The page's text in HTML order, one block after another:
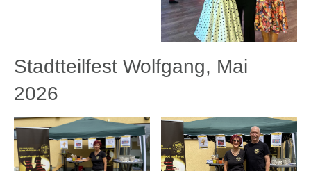
Stadtteilfest Wolfgang, Mai
2026